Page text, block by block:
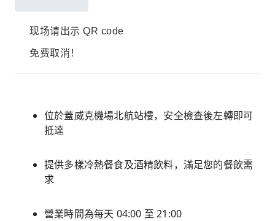
现场请出示 QR code
免费取消！
位於蓋威克機場北航站樓，安全檢查後左轉即可
抵達
提供多樣冷熱餐食及酒精飲料，滿足您的餐飲需
求
營業時間為每天 04:00 至 21:00